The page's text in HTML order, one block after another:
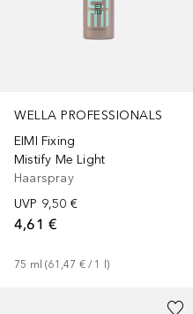
WELLA PROFESSIONALS
EIMI Fixing
Mistify Me Light
Haarspray
UVP 9,50 €
4,61 €
75 ml (61,47 € / 1 l)